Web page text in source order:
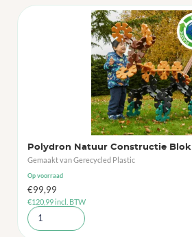
Polydron Natuur Constructie
Gemaakt van Gerecycled Plastic
Op voorraad
€99,99
€120,99incl. BTW